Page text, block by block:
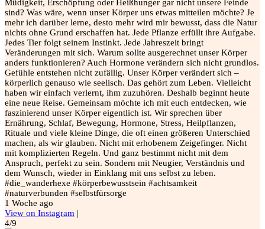
Müdigkeit, Erschöpfung oder Heißhunger gar nicht unsere Feinde
sind? Was wäre, wenn unser Körper uns etwas mitteilen möchte? Je
mehr ich darüber lerne, desto mehr wird mir bewusst, dass die Natur
nichts ohne Grund erschaffen hat. Jede Pflanze erfüllt ihre Aufgabe.
Jedes Tier folgt seinem Instinkt. Jede Jahreszeit bringt
Veränderungen mit sich. Warum sollte ausgerechnet unser Körper
anders funktionieren? Auch Hormone verändern sich nicht grundlos.
Gefühle entstehen nicht zufällig. Unser Körper verändert sich –
körperlich genauso wie seelisch. Das gehört zum Leben. Vielleicht
haben wir einfach verlernt, ihm zuzuhören. Deshalb beginnt heute
eine neue Reise. Gemeinsam möchte ich mit euch entdecken, wie
faszinierend unser Körper eigentlich ist. Wir sprechen über
Ernährung, Schlaf, Bewegung, Hormone, Stress, Heilpflanzen,
Rituale und viele kleine Dinge, die oft einen größeren Unterschied
machen, als wir glauben. Nicht mit erhobenem Zeigefinger. Nicht
mit komplizierten Regeln. Und ganz bestimmt nicht mit dem
Anspruch, perfekt zu sein. Sondern mit Neugier, Verständnis und
dem Wunsch, wieder in Einklang mit uns selbst zu leben.
#die_wanderhexe #körperbewusstsein #achtsamkeit
#naturverbunden #selbstfürsorge
1 Woche ago
View on Instagram |
4/9